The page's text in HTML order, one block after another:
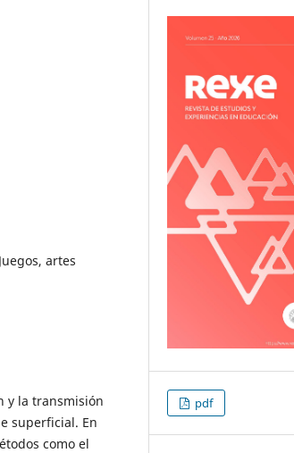
artes
y la transmisión
superficial. En
como el
pdf